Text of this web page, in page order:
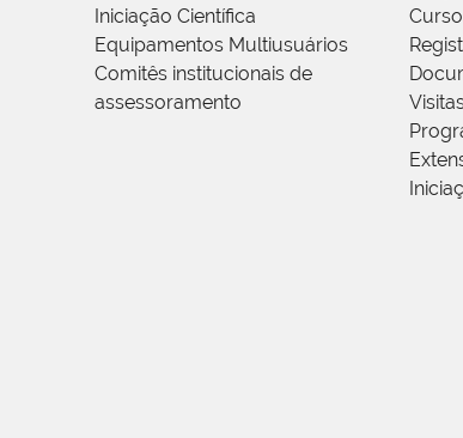
Iniciação Científica
Equipamentos Multiusuários
Comitês institucionais de
assessoramento